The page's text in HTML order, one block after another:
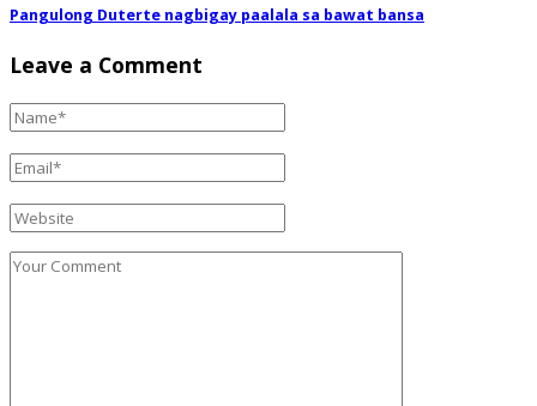
Pangulong Duterte nagbigay paalala sa bawat bansa
Leave a Comment